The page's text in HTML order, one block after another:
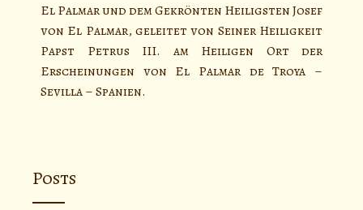
El Palmar und dem Gekrönten Heiligsten Josef
von El Palmar, geleitet von Seiner Heiligkeit
Papst Petrus III. am Heiligen Ort der
Erscheinungen von El Palmar de Troya –
Sevilla – Spanien.
Posts